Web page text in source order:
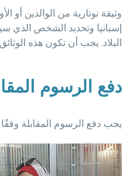
وثيقة نوتارية من الوالدين أو
إسبانيا وتحديد الشخص الذي
البلاد. يجب أن تكون هذه
دفع الرسوم
يجب دفع الرسوم المقابلة وفقًا